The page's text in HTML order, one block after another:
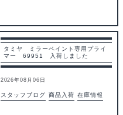
タミヤ ミラーペイント専用プライ
マー 69951 入荷しました
2026年08月06日
スタッフブログ 商品入荷 在庫情報